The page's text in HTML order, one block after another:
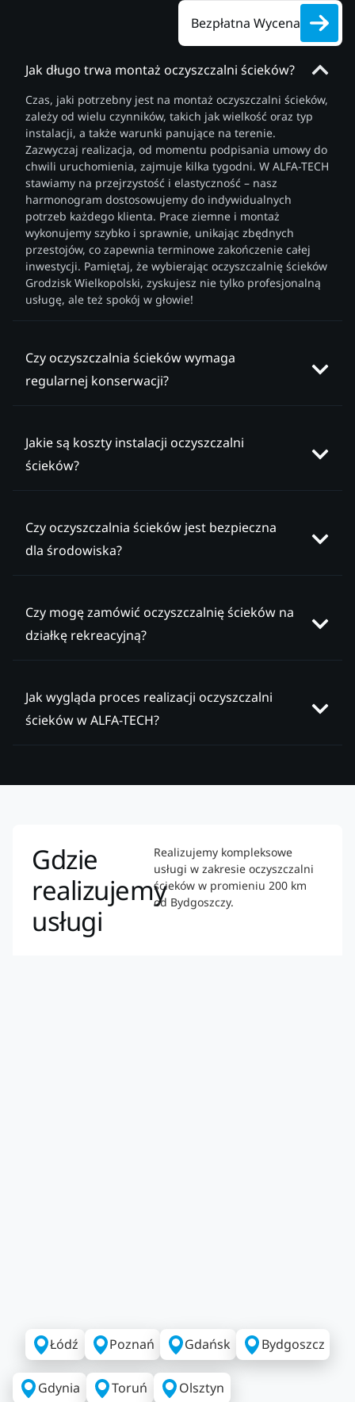
Jak długo trwa montaż oczyszczalni ścieków?
Czas, jaki potrzebny jest na montaż oczyszczalni ścieków,
zależy od wielu czynników, takich jak wielkość oraz typ
instalacji, a także warunki panujące na terenie.
Zazwyczaj realizacja, od momentu podpisania umowy do
chwili uruchomienia, zajmuje kilka tygodni. W ALFA-TECH
stawiamy na przejrzystość i elastyczność – nasz
harmonogram dostosowujemy do indywidualnych
potrzeb każdego klienta. Prace ziemne i montaż
wykonujemy szybko i sprawnie, unikając zbędnych
przestojów, co zapewnia terminowe zakończenie całej
inwestycji. Pamiętaj, że wybierając oczyszczalnię ścieków
Grodzisk Wielkopolski, zyskujesz nie tylko profesjonalną
usługę, ale też spokój w głowie!
Czy oczyszczalnia ścieków wymaga
regularnej konserwacji?
Jakie są koszty instalacji oczyszczalni
ścieków?
Czy oczyszczalnia ścieków jest bezpieczna
dla środowiska?
Czy mogę zamówić oczyszczalnię ścieków na
działkę rekreacyjną?
Jak wygląda proces realizacji oczyszczalni
ścieków w ALFA-TECH?
Bezpłatna Wycena
Gdzie
realizujemy
usługi
Realizujemy kompleksowe
usługi w zakresie oczyszczalni
ścieków w promieniu 200 km
od Bydgoszczy.
Łódź Poznań Gdańsk Bydgoszcz
Gdynia Toruń Olsztyn